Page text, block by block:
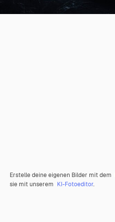
Erstelle deine eigenen Bilder mit dem
sie mit unserem KI-Fotoeditor.